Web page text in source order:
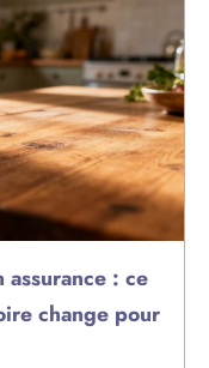
: ce
change pour